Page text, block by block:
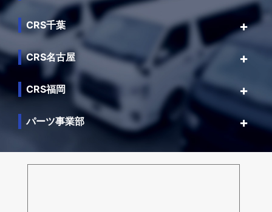
CRS千葉
CRS名古屋
CRS福岡
パーツ事業部